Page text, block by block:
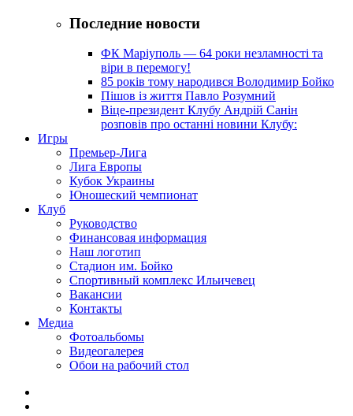
Последние новости
ФК Маріуполь — 64 роки незламності та
віри в перемогу!
85 років тому народився Володимир Бойко
Пішов із життя Павло Розумний
Віце-президент Клубу Андрій Санін
розповів про останні новини Клубу:
Игры
Премьер-Лига
Лига Европы
Кубок Украины
Юношеский чемпионат
Клуб
Руководство
Финансовая информация
Наш логотип
Стадион им. Бойко
Спортивный комплекс Ильичевец
Вакансии
Контакты
Медиа
Фотоальбомы
Видеогалерея
Обои на рабочий стол